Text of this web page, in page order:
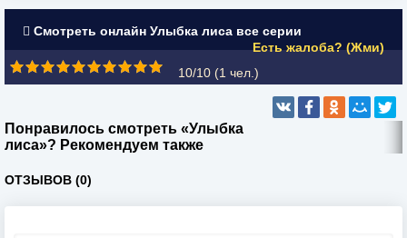
Смотреть онлайн Улыбка лиса все серии
Есть жалоба? (Жми)
10/10 (1 чел.)
Понравилось смотреть «Улыбка
лиса»? Рекомендуем также
ОТЗЫВОВ (0)